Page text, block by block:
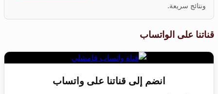
ونتائج سريعة.
قناتنا على الواتساب
انضم إلى قناتنا على واتساب